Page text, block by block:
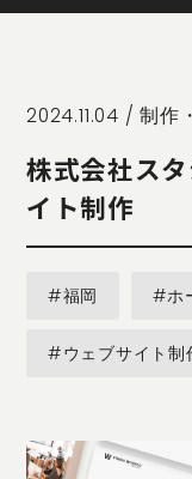
US
PRIVACY
POLICY
に基づく表
記
2024.11.04 /制作
株式会社ス
イト制作
#福岡 #ホ
#ウェブサイト制